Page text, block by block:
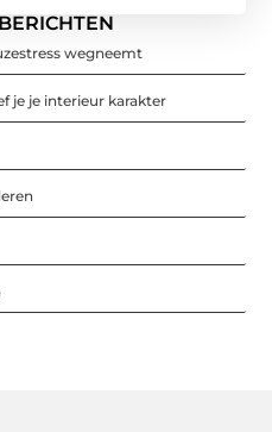
wegneemt
je je interieur karakter